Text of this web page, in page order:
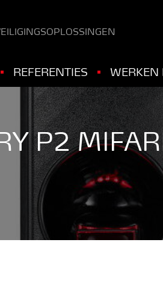
REFERENTIES WERKEN
P2